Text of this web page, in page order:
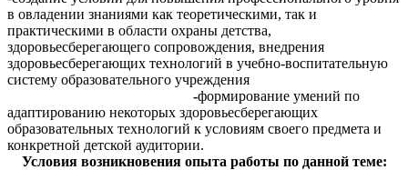
в овладении знаниями как теоретическими, так и
практическими в области охраны детства,
здоровьесберегающего сопровождения, внедрения
здоровьесберегающих технологий в учебно-воспитательную
систему образовательного учреждения
-формирование умений по
адаптированию некоторых здоровьесберегающих
образовательных технологий к условиям своего предмета и
конкретной детской аудитории.
Условия возникновения опыта работы по данной теме: